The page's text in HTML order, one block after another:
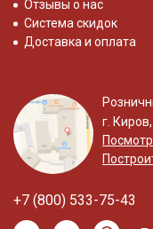
Отзывы о нас
Система скидок
Доставка и оплата
г.
+7 (800) 533-75-43